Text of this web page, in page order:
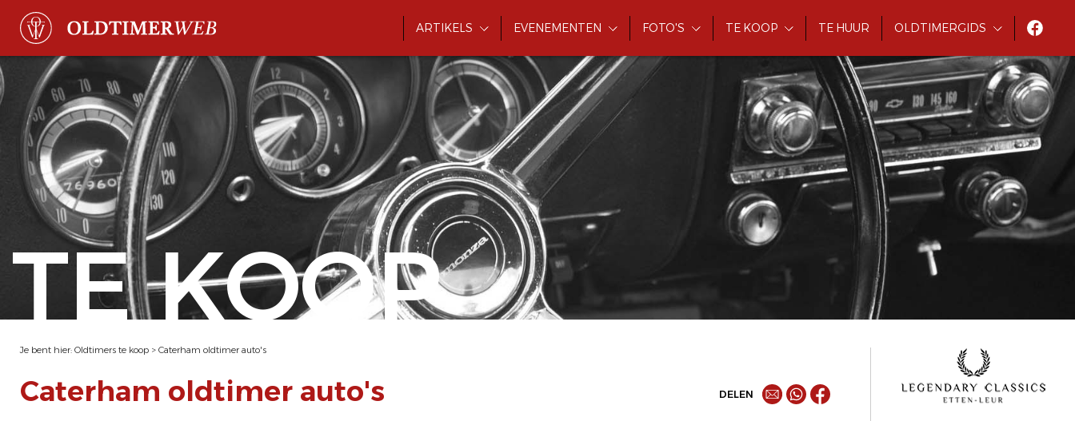
ARTIKELS EVENEMENTEN FOTO'S TE KOOP TE HUUR OLDTIMERGIDS
TE KOOP
Je bent hier: Oldtimers te koop > Caterham oldtimer auto's
Caterham oldtimer auto's DELEN